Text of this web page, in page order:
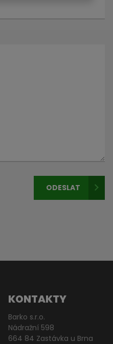
ODESLAT
KONTAKTY
Barko s.r.o.
Nádražní 598
664 84 Zastávka u Brna